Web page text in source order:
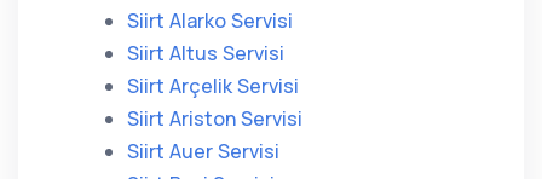
Siirt Alarko Servisi
Siirt Altus Servisi
Siirt Arçelik Servisi
Siirt Ariston Servisi
Siirt Auer Servisi